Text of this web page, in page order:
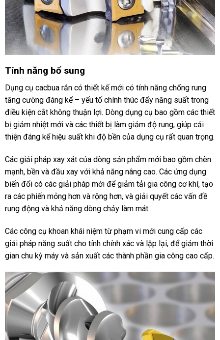
Tính năng bổ sung
Dụng cụ cacbua rắn có thiết kế mới có tính năng chống rung
tăng cường đáng kể – yếu tố chính thúc đẩy năng suất trong
điều kiện cắt không thuận lợi. Dòng dụng cụ bao gồm các thiết
bị giảm nhiệt mới và các thiết bị làm giảm độ rung, giúp cải
thiện đáng kể hiệu suất khi độ bền của dụng cụ rất quan trọng.
Các giải pháp xay xát của dòng sản phẩm mới bao gồm chèn
mạnh, bền và đầu xay với khả năng nâng cao. Các ứng dụng
biến đổi có các giải pháp mới để giảm tải gia công cơ khí, tạo
ra các phiến mỏng hơn và rộng hơn, và giải quyết các vấn đề
rung động và khả năng dòng chảy làm mát.
Các công cụ khoan khái niệm từ phạm vi mới cung cấp các
giải pháp năng suất cho tính chính xác và lặp lại, để giảm thời
gian chu kỳ máy và sản xuất các thành phần gia công cao cấp.